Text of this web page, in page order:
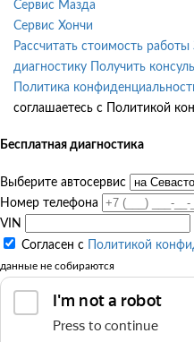
Сервис Мазда
Сервис Хончи
Рассчитать стоимость работы
диагностику
Получить
Политика
соглашаетесь с Политикой
Бесплатная диагностика
Выберите автосервис
Номер телефона
VIN
Согласен с
Политикой
данные не собираются